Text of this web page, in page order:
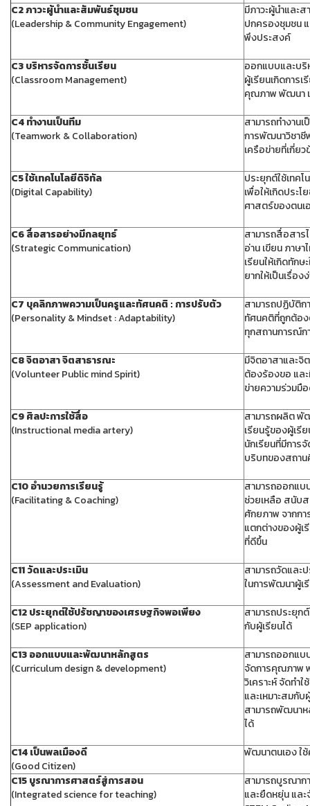
C2 ภาวะผู้นำและสัมพันธ์ชุมชน
(Leadership & Community Engagement)
มีภาวะผู้นำและ
ปกครองชุมชน
พึงประสงค์
C3 บริหารจัดการชั้นเรียน
(Classroom Management)
ออกแบบและบริ
ผู้เรียนเกิดการ
คุณภาพ พัฒนา แ
C4 ทำงานเป็นทีม
(Teamwork & Collaboration)
สามารถทำงาน
การพัฒนาวิชาชี
เครือข่ายที่เกี่ย
C5 ใช้เทคโนโลยีดิจิทัล
(Digital Capability)
ประยุกต์ใช้เทค
เพื่อให้เกิดประโ
ศาสตร์ของตนเ
C6 สื่อสารอย่างมีกลยุทธ์
(Strategic Communication)
สามารถสื่อสาร
อ่าน เขียน ภาษ
เรียนให้เกิดทัก
ยากให้เป็นเรื่อง
C7 บุคลิกภาพความเป็นครูและทัศนคติ : การปรับตัว
(Personality & Mindset : Adaptability)
สามารถปฏิบัติก
ทัศนคติที่ถูกต้อง
ทุกสถานการณ์ก
C8 จิตอาสา จิตสาธารณะ
(Volunteer Public mind Spirit)
มีจิตอาสาและจิ
ต้องร้องขอ แล
ข่ายความร่วมมื
C9 ศิลปะการใช้สื่อ
(Instructional media artery)
สามารถผลิต พั
เรียนรู้ของผู้เรี
นักเรียนที่มีการ
บริบทของสถาน
C10 อำนวยการเรียนรู้
(Facilitating & Coaching)
สามารถออกแบ
ช่วยเหลือ สนับ
ศักยภาพ จากกา
แตกต่างของผู้เ
ที่ดีขึ้น
C11 วัดและประเมิน
(Assessment and Evaluation)
สามารถวัดและ
ในการพัฒนาผู้เ
C12 ประยุกต์ใช้ปรัชญาของเศรษฐกิจพอเพียง
(SEP application)
สามารถประยุก
กับผู้เรียนได้
C13 ออกแบบและพัฒนาหลักสูตร
(Curriculum design & development)
สามารถออกแบ
จัดการคุณภาพ
วิเคราะห์ จัดทำ
และเหมาะสมกั
สามารถพัฒนา
ได้
C14 เป็นพลเมืองดี
(Good Citizen)
พัฒนาตนเอง ใ
C15 บูรณาการศาสตร์สู่การสอน
(Integrated science for teaching)
สามารถบูรณาก
และยืดหยุ่น และ